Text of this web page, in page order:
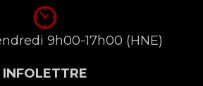
9h00-17h00 (HNE)
INFOLETTRE